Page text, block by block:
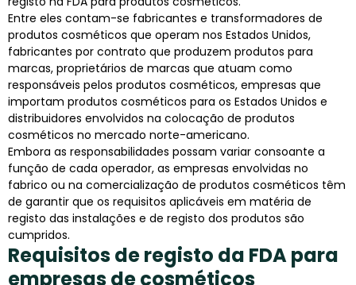
Entre eles contam-se fabricantes e transformadores de
produtos cosméticos que operam nos Estados Unidos,
fabricantes por contrato que produzem produtos para
marcas, proprietários de marcas que atuam como
responsáveis pelos produtos cosméticos, empresas que
importam produtos cosméticos para os Estados Unidos e
distribuidores envolvidos na colocação de produtos
cosméticos no mercado norte-americano.
Embora as responsabilidades possam variar consoante a
função de cada operador, as empresas envolvidas no
fabrico ou na comercialização de produtos cosméticos têm
de garantir que os requisitos aplicáveis em matéria de
registo das instalações e de registo dos produtos são
cumpridos.
Requisitos de registo da FDA para
empresas de cosméticos